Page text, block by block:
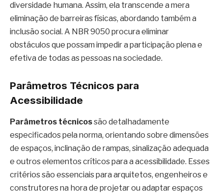
diversidade humana. Assim, ela transcende a mera
eliminação de barreiras físicas, abordando também a
inclusão social. A NBR 9050 procura eliminar
obstáculos que possam impedir a participação plena e
efetiva de todas as pessoas na sociedade.
Parâmetros Técnicos para
Acessibilidade
Parâmetros técnicossão detalhadamente
especificados pela norma, orientando sobre dimensões
de espaços, inclinação de rampas, sinalização adequada
e outros elementos críticos para a acessibilidade. Esses
critérios são essenciais para arquitetos, engenheiros e
construtores na hora de projetar ou adaptar espaços